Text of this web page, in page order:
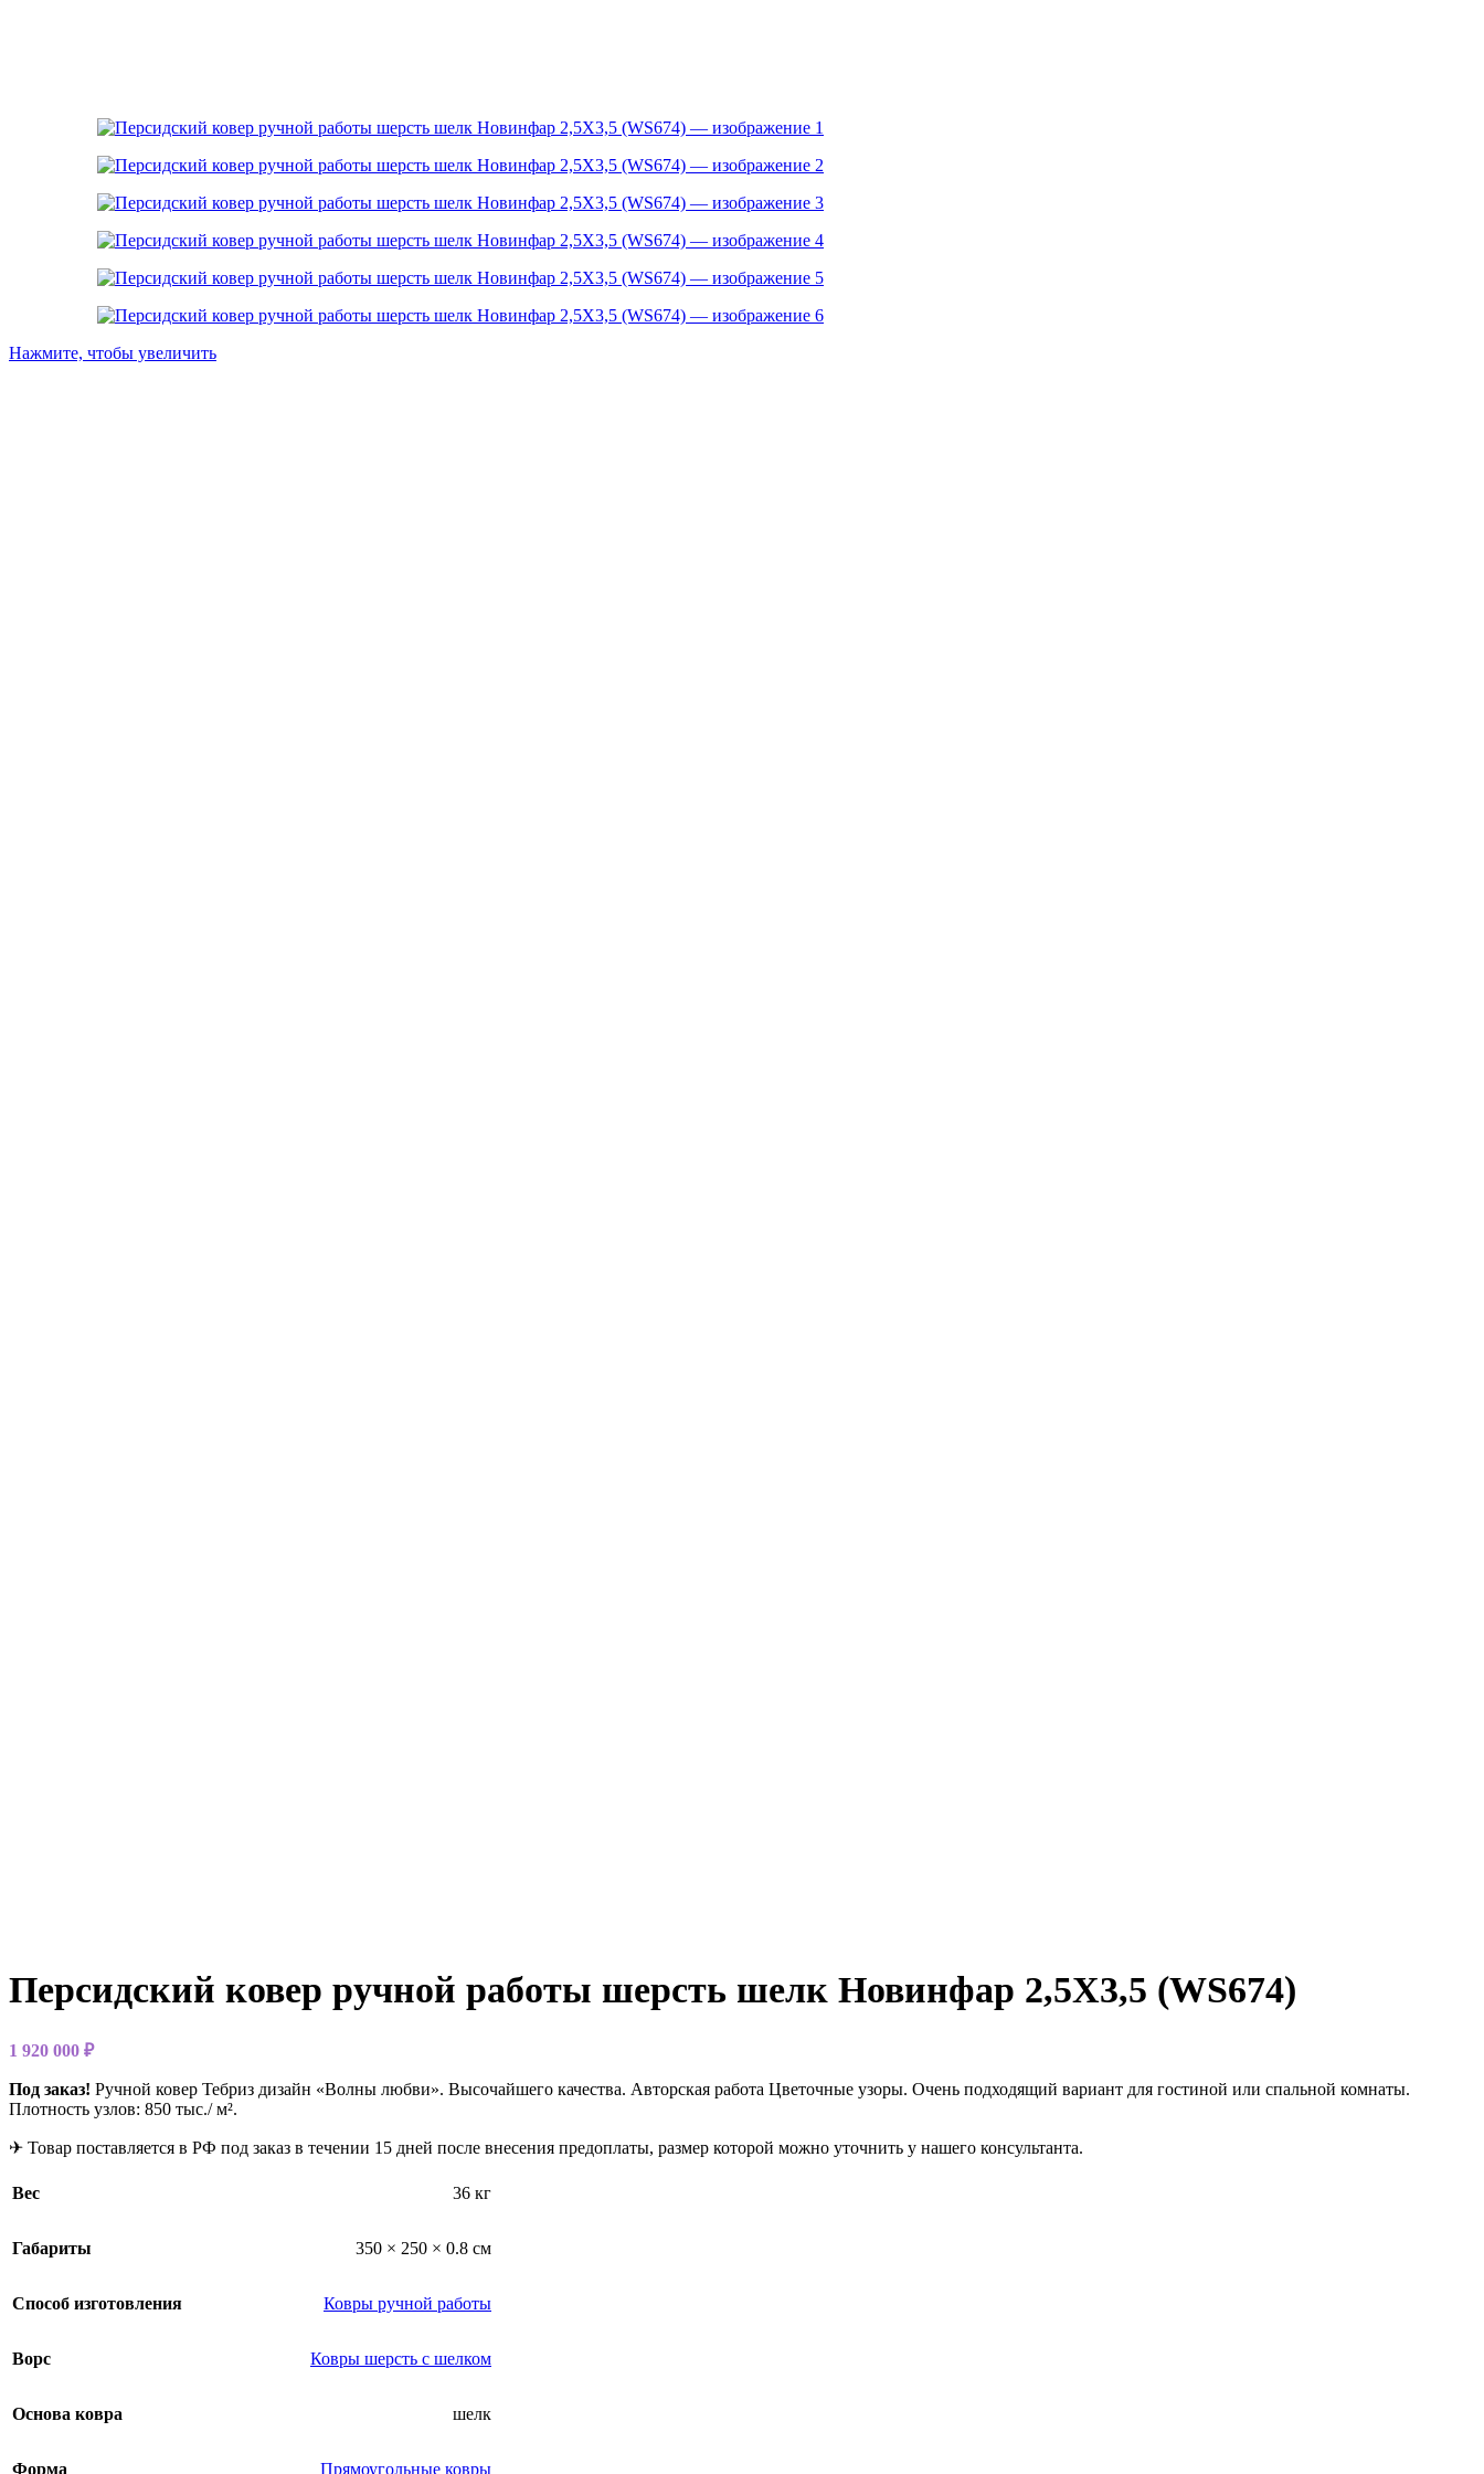
Нажмите, чтобы увеличить
Персидский ковер ручной работы шерсть шелк Новинфар 2,5Х3,5 (WS674)
1 920 000 ₽
Под заказ! Ручной ковер Тебриз дизайн «Волны любви». Высочайшего качества. Авторская работа Цветочные узоры. Очень подходящий вариант для гостиной или спальной комнаты.
Плотность узлов: 850 тыс./ м².
✈ Товар поставляется в РФ под заказ в течении 15 дней после внесения предоплаты, размер которой можно уточнить у нашего консультанта.
Вес 36 кг
Габариты 350 × 250 × 0.8 см
Способ изготовления Ковры ручной работы
Ворс Ковры шерсть с шелком
Основа ковра шелк
Форма Прямоугольные ковры